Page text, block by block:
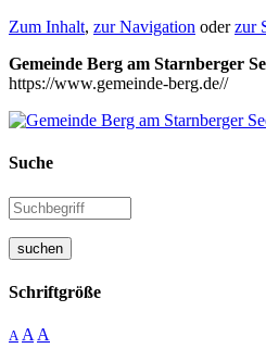
Zum Inhalt, zur Navigation oderzur
Gemeinde Berg am Starnberger
https://www.gemeinde-berg.de//
Suche
suchen
Schriftgröße
A A A